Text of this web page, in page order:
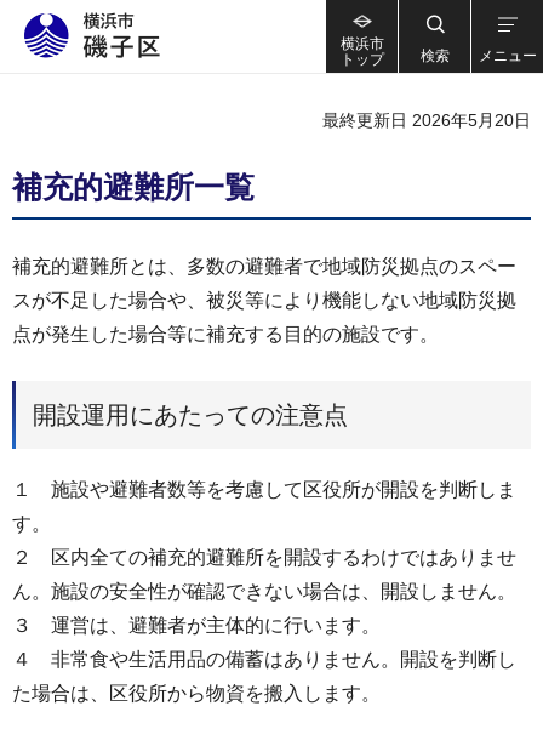
横浜市
トップ
検索 メニュー
最終更新日 2026年5月20日
補充的避難所一覧
補充的避難所とは、多数の避難者で地域防災拠点のスペー
スが不足した場合や、被災等により機能しない地域防災拠
点が発生した場合等に補充する目的の施設です。
開設運用にあたっての注意点
１ 施設や避難者数等を考慮して区役所が開設を判断しま
す。
２ 区内全ての補充的避難所を開設するわけではありませ
ん。施設の安全性が確認できない場合は、開設しません。
３ 運営は、避難者が主体的に行います。
４ 非常食や生活用品の備蓄はありません。開設を判断し
た場合は、区役所から物資を搬入します。